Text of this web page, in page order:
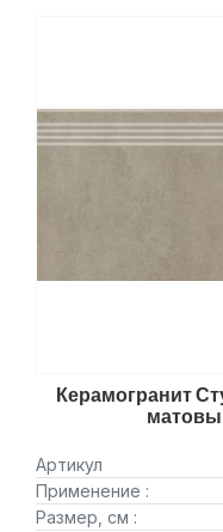
Керамогранит
Артикул
Применение :
Размер, см :